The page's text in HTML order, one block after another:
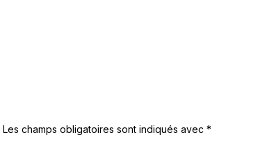
Les champs obligatoires sont indiqués avec *